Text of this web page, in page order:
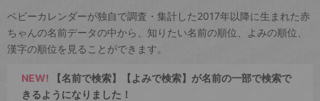
ベビーカレンダーが独自で調査・集計した2017年以降に生まれた赤
ちゃんの名前データの中から、知りたい名前の順位、よみの順位、
漢字の順位を見ることができます。
NEW! 【名前で検索】【よみで検索】が名前の一部で検索で
きるようになりました！